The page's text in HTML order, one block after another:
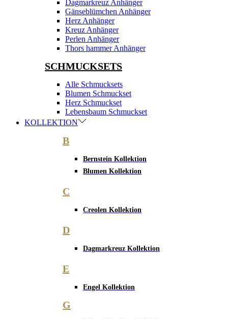
Dagmarkreuz Anhänger
Gänseblümchen Anhänger
Herz Anhänger
Kreuz Anhänger
Perlen Anhänger
Thors hammer Anhänger
SCHMUCKSETS
Alle Schmucksets
Blumen Schmuckset
Herz Schmuckset
Lebensbaum Schmuckset
KOLLEKTION
B
Bernstein Kollektion
Blumen Kollektion
C
Creolen Kollektion
D
Dagmarkreuz Kollektion
E
Engel Kollektion
G